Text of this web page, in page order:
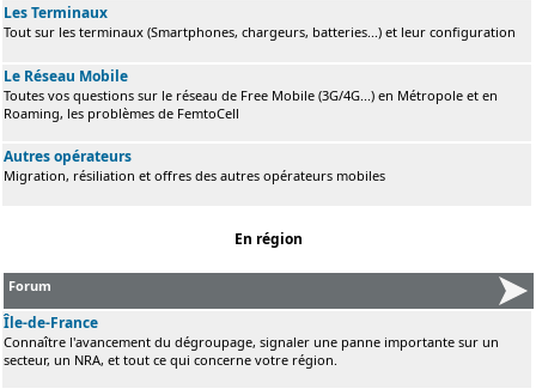
Les Terminaux
Tout sur les terminaux (Smartphones, chargeurs, batteries...) et leur configuration
Le Réseau Mobile
Toutes vos questions sur le réseau de Free Mobile (3G/4G...) en Métropole et en
Roaming, les problèmes de FemtoCell
Autres opérateurs
Migration, résiliation et offres des autres opérateurs mobiles
En région
Forum
Île-de-France
Connaître l'avancement du dégroupage, signaler une panne importante sur un
secteur, un NRA, et tout ce qui concerne votre région.